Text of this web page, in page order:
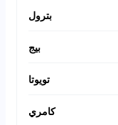
بترول
بيج
تويوتا
كامري